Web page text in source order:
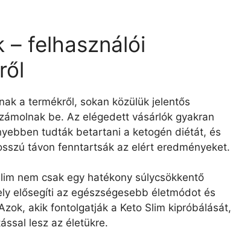
– felhasználói
a termékről, sokan közülük jelentős
be. Az elégedett vásárlók gyakran
tudták betartani a ketogén diétát, és
távon fenntartsák az elért eredményeket.
nem csak egy hatékony súlycsökkentő
elősegíti az egészségesebb életmódot és
akik fontolgatják a Keto Slim kipróbálását,
lesz az életükre.